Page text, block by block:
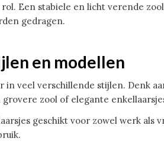
Een stabiele en licht verende
gedragen.
en modellen
in veel verschillende stijlen. Denk
zool of elegante
geschikt voor zowel werk als